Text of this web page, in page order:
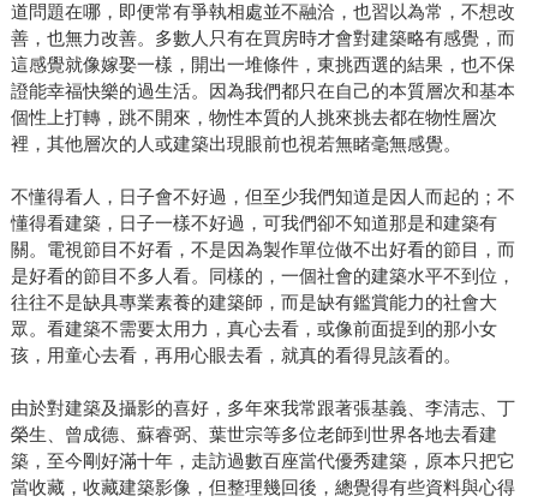
道問題在哪，即便常有爭執相處並不融洽，也習以為常，不想改
善，也無力改善。多數人只有在買房時才會對建築略有感覺，而
這感覺就像嫁娶一樣，開出一堆條件，東挑西選的結果，也不保
證能幸福快樂的過生活。因為我們都只在自己的本質層次和基本
個性上打轉，跳不開來，物性本質的人挑來挑去都在物性層次
裡，其他層次的人或建築出現眼前也視若無睹毫無感覺。
不懂得看人，日子會不好過，但至少我們知道是因人而起的；不
懂得看建築，日子一樣不好過，可我們卻不知道那是和建築有
關。電視節目不好看，不是因為製作單位做不出好看的節目，而
是好看的節目不多人看。同樣的，一個社會的建築水平不到位，
往往不是缺具專業素養的建築師，而是缺有鑑賞能力的社會大
眾。看建築不需要太用力，真心去看，或像前面提到的那小女
孩，用童心去看，再用心眼去看，就真的看得見該看的。
由於對建築及攝影的喜好，多年來我常跟著張基義、李清志、丁
榮生、曾成德、蘇睿弼、葉世宗等多位老師到世界各地去看建
築，至今剛好滿十年，走訪過數百座當代優秀建築，原本只把它
當收藏，收藏建築影像，但整理幾回後，總覺得有些資料與心得